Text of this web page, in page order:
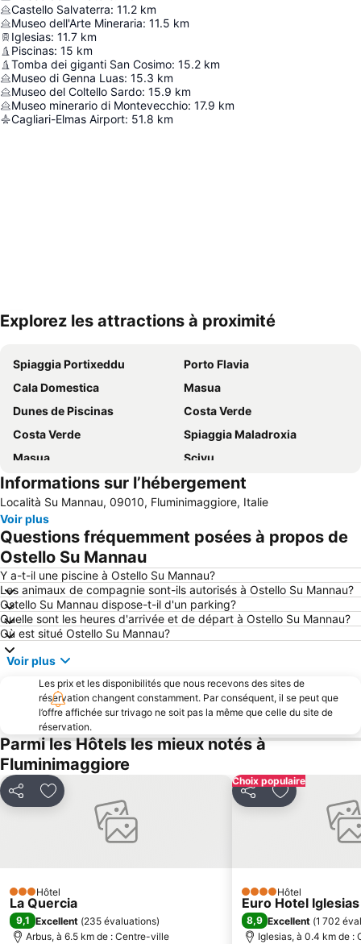
Castello Salvaterra: 11.2 km
Museo dell'Arte Mineraria: 11.5 km
Iglesias: 11.7 km
Piscinas: 15 km
Tomba dei giganti San Cosimo: 15.2 km
Museo di Genna Luas: 15.3 km
Museo del Coltello Sardo: 15.9 km
Museo minerario di Montevecchio: 17.9 km
Cagliari-Elmas Airport: 51.8 km
Explorez les attractions à proximité
Spiaggia Portixeddu
Porto Flavia
Cala Domestica
Masua
Dunes de Piscinas
Costa Verde
Costa Verde
Spiaggia Maladroxia
Masua
Scivu
Miniera di Ingurtosu
Miniera di Nebida
Spiaggia Fontanamare
Spiaggia Piscinas
Portu Maga
Torre dei Corsari
Villaggio Ipogeo
Porto Botte
Spiaggia Maladroxia
Informations sur l’hébergement
Località Su Mannau, 09010, Fluminimaggiore, Italie
Voir plus
Questions fréquemment posées à propos de
Ostello Su Mannau
Y a-t-il une piscine à Ostello Su Mannau?
Les animaux de compagnie sont-ils autorisés à Ostello Su Mannau?
Ostello Su Mannau dispose-t-il d'un parking?
Quelle sont les heures d'arrivée et de départ à Ostello Su Mannau?
Où est situé Ostello Su Mannau?
Voir plus
Les prix et les disponibilités que nous recevons des sites de
réservation changent constamment. Par conséquent, il se peut que
l’offre affichée sur trivago ne soit pas la même que celle du site de
réservation.
Parmi les Hôtels les mieux notés à
Fluminimaggiore
PartagerAjouter à mes favoris
3 Étoiles
Hôtel
La Quercia
9,1 Excellent (235 évaluations)
Arbus, à 6.5 km de : Centre-ville
Choix populaire
PartagerAjouter à
4 ÉtoilesHôtel
Euro Hotel Iglesias
8,9 Excellent (1 702
Iglesias, à 0.4 km de :